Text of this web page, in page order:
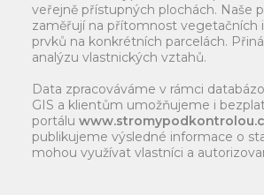
veřejně přístupných plochách. Naše
zaměřují na přítomnost vegetačních
prvků na konkrétních parcelách.
analýzu vlastnických vztahů.
Data zpracováváme v rámci
GIS a klientům umožňujeme i
portálu
publikujeme výsledné informace o
mohou využívat vlastníci a